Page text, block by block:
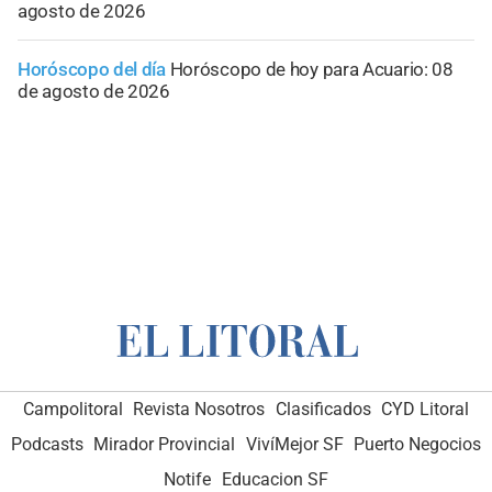
agosto de 2026
Horóscopo del día Horóscopo de hoy para Acuario: 08
de agosto de 2026
Campolitoral Revista Nosotros Clasificados CYD Litoral
Podcasts Mirador Provincial VivíMejor SF Puerto Negocios
Notife Educacion SF